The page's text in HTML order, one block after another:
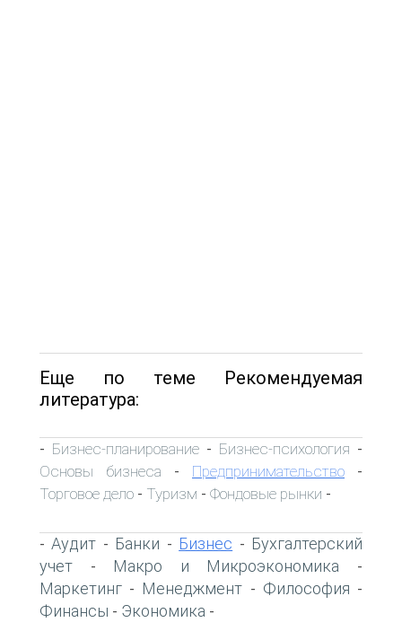
Еще по теме Рекомендуемая
литература:
- Бизнес-планирование - Бизнес-психология -
Основы бизнеса - Предпринимательство -
Торговое дело - Туризм - Фондовые рынки -
-Аудит - Банки - Бизнес - Бухгалтерский
учет - Макро и Микроэкономика -
Маркетинг - Менеджмент - Философия -
Финансы - Экономика -